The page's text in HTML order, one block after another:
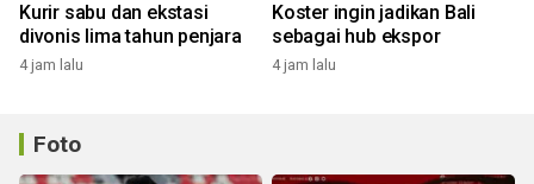
Kurir sabu dan ekstasi
divonis lima tahun penjara
4 jam lalu
Koster ingin jadikan Bali
sebagai hub ekspor
4 jam lalu
Foto